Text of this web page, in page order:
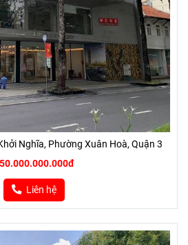
Kỳ Khởi Nghĩa, Phường Xuân Hoà, Quận 3
Liên hệ